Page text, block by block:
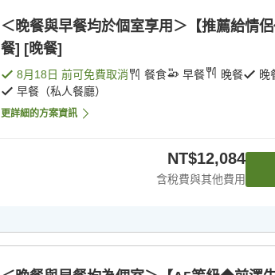
＜晚餐與早餐均於個室享用＞【推薦給情
餐] [晚餐]
8月18日 前可免費取消 餐食 早餐 晚餐
晚
早餐（私人餐廳）
更詳細的方案資訊
NT$12,084
含稅費與其他費用